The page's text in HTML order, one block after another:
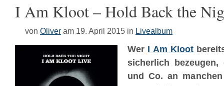
I Am Kloot – Hold Back the
von Oliver am 19. April 2015 in Livealbum
Wer I Am Kloot
sicherlich
und Co. an